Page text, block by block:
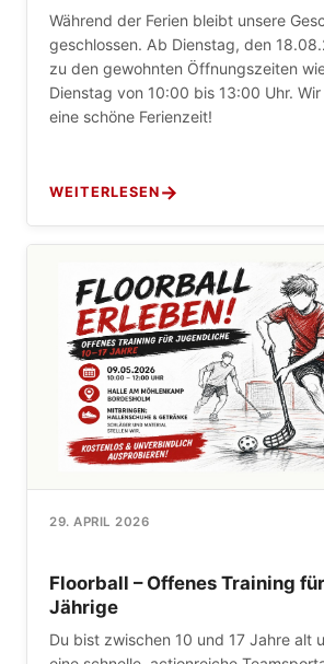
Während der Ferien bleibt unsere
geschlossen. Ab Dienstag, den
zu den gewohnten Öffnungszeiten
Dienstag von 10:00 bis 13:00 Uhr.
eine schöne Ferienzeit!
WEITERLESEN
29. APRIL 2026
Floorball – Offenes Training
Jährige
Du bist zwischen 10 und 17 Jahre alt